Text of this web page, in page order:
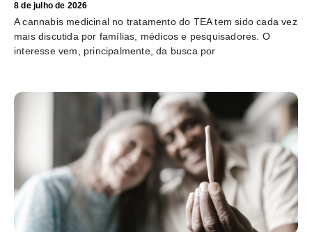
8 de julho de 2026
A cannabis medicinal no tratamento do TEA tem sido cada vez
mais discutida por famílias, médicos e pesquisadores. O
interesse vem, principalmente, da busca por